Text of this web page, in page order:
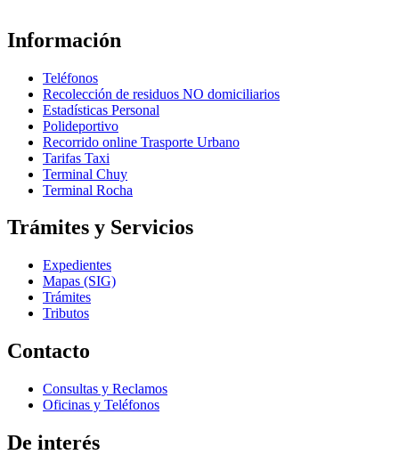
Información
Teléfonos
Recolección de residuos NO domiciliarios
Estadísticas Personal
Polideportivo
Recorrido online Trasporte Urbano
Tarifas Taxi
Terminal Chuy
Terminal Rocha
Trámites y Servicios
Expedientes
Mapas (SIG)
Trámites
Tributos
Contacto
Consultas y Reclamos
Oficinas y Teléfonos
De interés